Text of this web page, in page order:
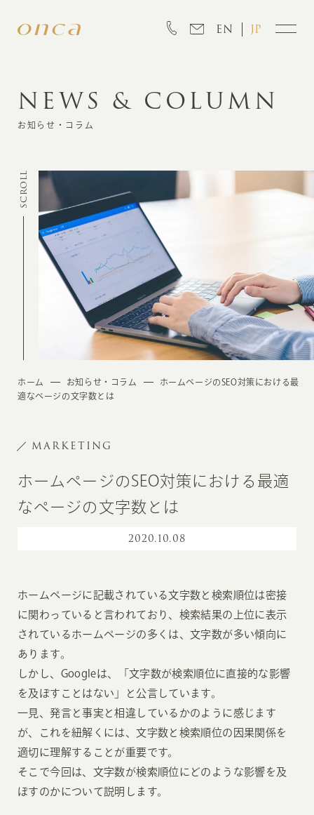
EN JP
INFORMATION
CREATION
MARKETING
NEWS & COLUMN
お知らせ・コラム
SCROLL
ホーム お知らせ・コラム
ホームページのSEO対策における最
適なページの文字数とは
MARKETING
ホームページのSEO対策における最適
なページの文字数とは
2020.10.08
ホームページに記載されている文字数と検索順位は密接
に関わっていると言われており、検索結果の上位に表示
されているホームページの多くは、文字数が多い傾向に
あります。
しかし、Googleは、「文字数が検索順位に直接的な影響
を及ぼすことはない」と公言しています。
一見、発言と事実と相違しているかのように感じます
が、これを紐解くには、文字数と検索順位の因果関係を
適切に理解することが重要です。
そこで今回は、文字数が検索順位にどのような影響を及
ぼすのかについて説明します。